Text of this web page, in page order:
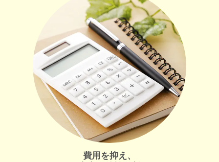
費用を抑え、